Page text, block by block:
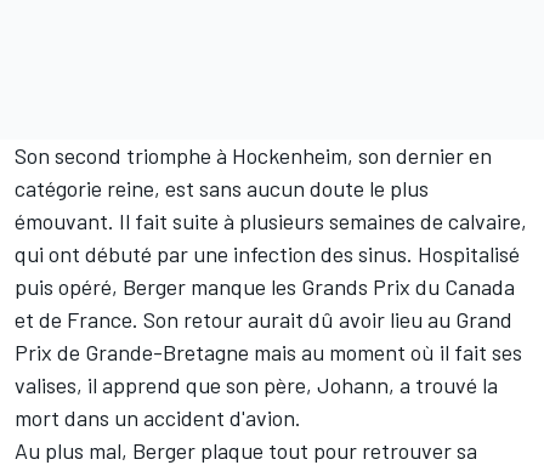
Son second triomphe à Hockenheim, son dernier en
catégorie reine, est sans aucun doute le plus
émouvant. Il fait suite à plusieurs semaines de calvaire,
qui ont débuté par une infection des sinus. Hospitalisé
puis opéré, Berger manque les Grands Prix du Canada
et de France. Son retour aurait dû avoir lieu au Grand
Prix de Grande-Bretagne mais au moment où il fait ses
valises, il apprend que son père, Johann, a trouvé la
mort dans un accident d'avion.
Au plus mal, Berger plaque tout pour retrouver sa